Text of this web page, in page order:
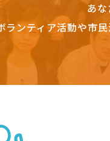
あ
ランティア活動や市